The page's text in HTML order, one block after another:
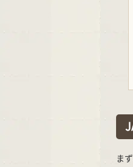
ま